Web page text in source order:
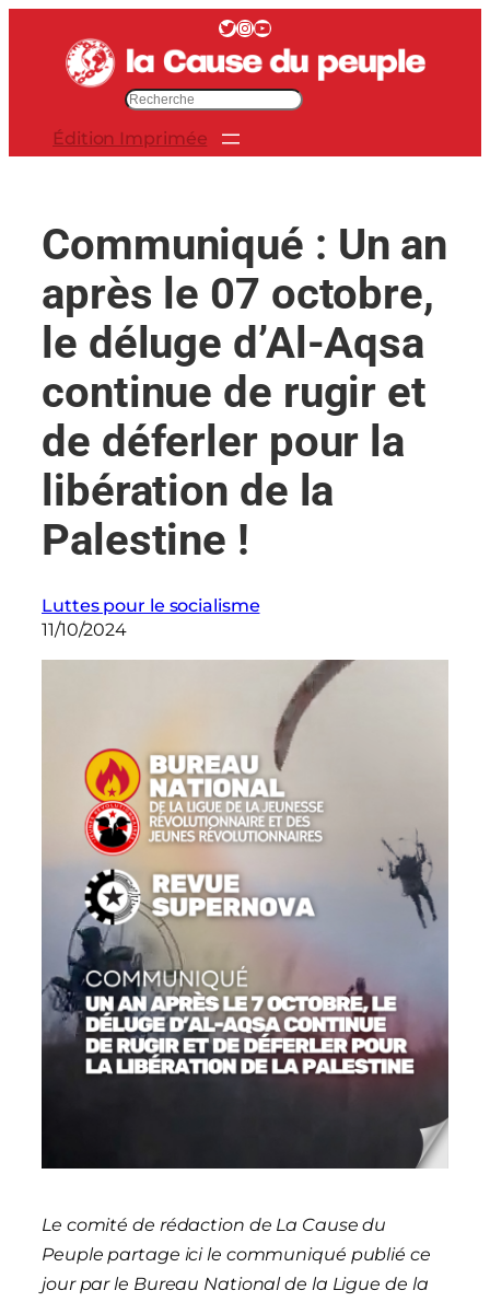
contenu
Twitter InstagramYouTube
c
e
Édition Imprimée
Communiqué : Un an
après le 07 octobre,
le déluge d’Al-Aqsa
continue de rugir et
de déferler pour la
libération de la
Palestine !
Luttes pour le socialisme
11/10/2024
Le comité de rédaction de La Cause du
Peuple partage ici le communiqué publié ce
jour par le Bureau National de la Ligue de la